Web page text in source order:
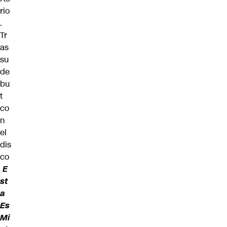
rio
.
Tr
as
su
de
bu
t
co
n
el
dis
co
E
st
a
Es
Mi